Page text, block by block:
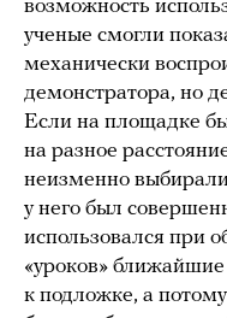
возможность
ученые смогли
механически
демонстратора, но
Если на площадке
на разное
неизменно
у него был
использовался при
«уроков»
к подложке, а